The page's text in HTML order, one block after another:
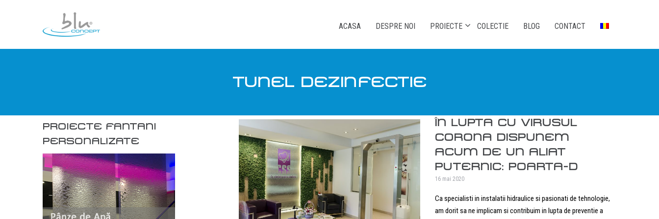
ACASA DESPRE NOI PROIECTE COLECTIE BLOG CONTACT
TUNEL DEZINFECTIE
ÎN LUPTA CU VIRUSUL
CORONA DISPUNEM
ACUM DE UN ALIAT
PUTERNIC: POARTA-D
16 mai 2020
Ca specialisti in instalatii hidraulice si pasionati de tehnologie,
am dorit sa ne implicam si contribuim in lupta de preventie a
PROIECTE FANTANI
PERSONALIZATE